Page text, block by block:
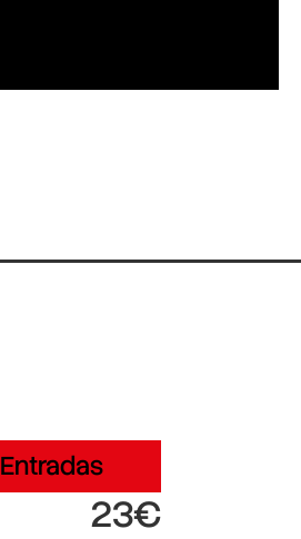
Entradas
23€